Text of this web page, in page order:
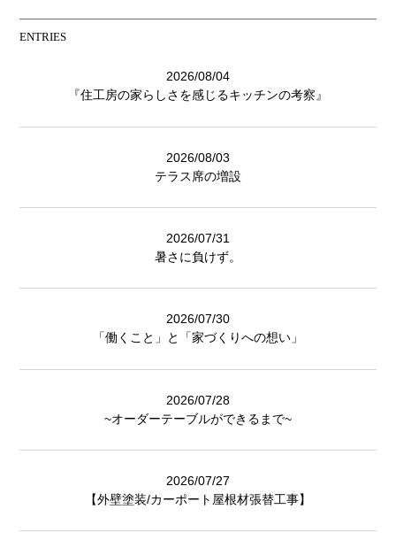
ENTRIES
2026/08/04
『住工房の家らしさを感じるキッチンの考察』
2026/08/03
テラス席の増設
2026/07/31
暑さに負けず。
2026/07/30
「働くこと」と「家づくりへの想い」
2026/07/28
~オーダーテーブルができるまで~
2026/07/27
【外壁塗装/カーポート屋根材張替工事】